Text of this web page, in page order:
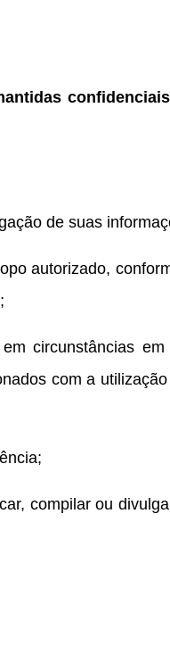
de suas
autorizado,
circunstâncias
com a
compilar ou